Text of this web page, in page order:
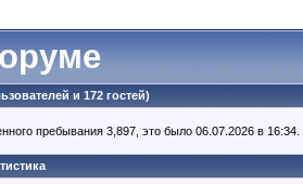
и 172 гостей)
пребывания 3,897, это было 06.07.2026 в 16:34.